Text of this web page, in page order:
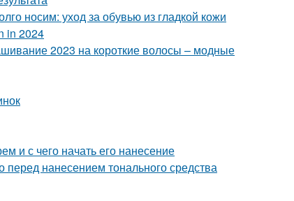
носим: уход за обувью из гладкой кожи
in 2024
2023 на короткие волосы – модные
и с чего начать его нанесение
перед нанесением тонального средства